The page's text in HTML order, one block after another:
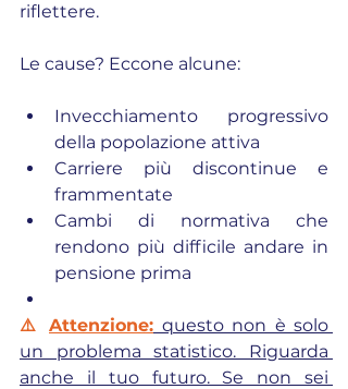
riflettere.
Le cause? Eccone alcune:
Invecchiamento progressivo
della popolazione attiva
Carriere più discontinue e
frammentate
Cambi di normativa che
rendono più difficile andare in
pensione prima
⚠️ Attenzione: questo non è solo
un problema statistico. Riguarda
anche il tuo futuro. Se non sei